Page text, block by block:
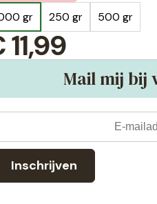
gr 250 gr 500 gr
11,99
Mail mij bij
Inschrijven